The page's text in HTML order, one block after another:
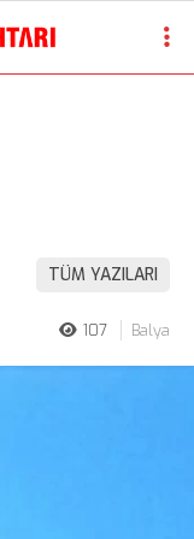
TÜM YAZILARI
107 Balya